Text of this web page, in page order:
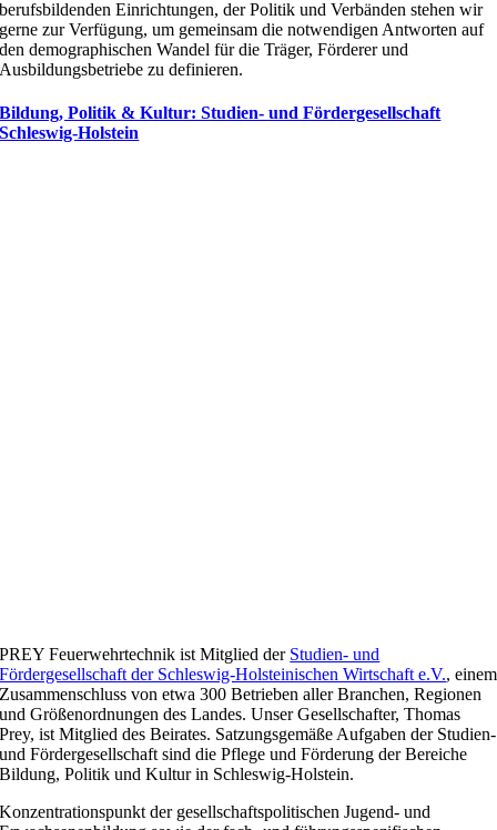
berufsbildenden Einrichtungen, der Politik und Verbänden stehen wir
gerne zur Verfügung, um gemeinsam die notwendigen Antworten auf
den demographischen Wandel für die Träger, Förderer und
Ausbildungsbetriebe zu definieren.
Bildung, Politik & Kultur: Studien- und Fördergesellschaft
Schleswig-Holstein
PREY Feuerwehrtechnik ist Mitglied der Studien- und
Fördergesellschaft der Schleswig-Holsteinischen Wirtschaft e.V., einem
Zusammenschluss von etwa 300 Betrieben aller Branchen, Regionen
und Größenordnungen des Landes. Unser Gesellschafter, Thomas
Prey, ist Mitglied des Beirates. Satzungsgemäße Aufgaben der Studien-
und Fördergesellschaft sind die Pflege und Förderung der Bereiche
Bildung, Politik und Kultur in Schleswig-Holstein.
Konzentrationspunkt der gesellschaftspolitischen Jugend- und